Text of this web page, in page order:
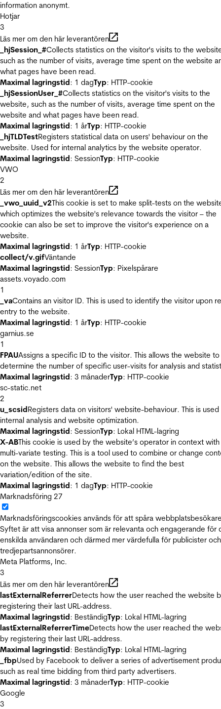
information anonymt.
Hotjar
3
Läs mer om den här leverantören
_hjSession_#Collects statistics on the visitor's visits to the
such as the number of visits, average time spent on the website
what pages have been read.
Maximal lagringstid: 1 dagTyp: HTTP-cookie
_hjSessionUser_#Collects statistics on the visitor's visits to the
website, such as the number of visits, average time spent on the
website and what pages have been read.
Maximal lagringstid: 1 årTyp: HTTP-cookie
_hjTLDTestRegisters statistical data on users' behaviour on the
website. Used for internal analytics by the website operator.
Maximal lagringstid: SessionTyp: HTTP-cookie
VWO
2
Läs mer om den här leverantören
_vwo_uuid_v2This cookie is set to make split-tests on the
which optimizes the website's relevance towards the visitor – the
cookie can also be set to improve the visitor's experience on a
website.
Maximal lagringstid: 1 årTyp: HTTP-cookie
collect/v.gifVäntande
Maximal lagringstid: SessionTyp: Pixelspårare
assets.voyado.com
1
_vaContains an visitor ID. This is used to identify the visitor upon
entry to the website.
Maximal lagringstid: 1 årTyp: HTTP-cookie
garnius.se
1
FPAUAssigns a specific ID to the visitor. This allows the website to
determine the number of specific user-visits for analysis and
Maximal lagringstid: 3 månaderTyp: HTTP-cookie
sc-static.net
2
u_scsidRegisters data on visitors' website-behaviour. This is
internal analysis and website optimization.
Maximal lagringstid: SessionTyp: Lokal HTML-lagring
X-ABThis cookie is used by the website’s operator in context with
multi-variate testing. This is a tool used to combine or change
on the website. This allows the website to find the best
variation/edition of the site.
Maximal lagringstid: 1 dagTyp: HTTP-cookie
Marknadsföring 27
Marknadsföringscookies används för att spåra
Syftet är att visa annonser som är relevanta och engagerande för
enskilda användaren och därmed mer värdefulla för publicister och
tredjepartsannonsörer.
Meta Platforms, Inc.
3
Läs mer om den här leverantören
lastExternalReferrerDetects how the user reached the website
registering their last URL-address.
Maximal lagringstid: BeständigTyp: Lokal HTML-lagring
lastExternalReferrerTimeDetects how the user reached the
by registering their last URL-address.
Maximal lagringstid: BeständigTyp: Lokal HTML-lagring
_fbpUsed by Facebook to deliver a series of advertisement
such as real time bidding from third party advertisers.
Maximal lagringstid: 3 månaderTyp: HTTP-cookie
Google
3